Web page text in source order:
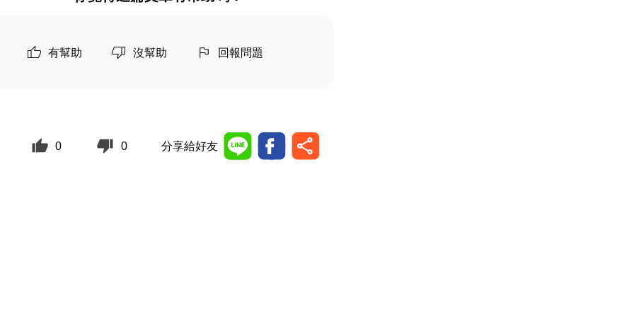
有幫助 沒幫助 回報問題
0 0 分享給好友